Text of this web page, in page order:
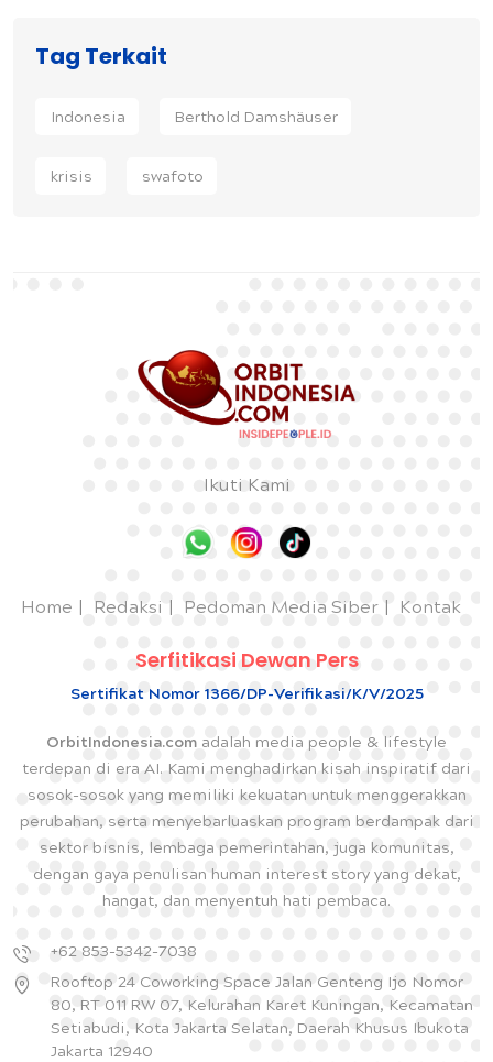
Tag Terkait
Indonesia Berthold Damshäuser
krisis swafoto
Ikuti Kami
Home Redaksi Pedoman Media Siber Kontak
Serfitikasi Dewan Pers
Sertifikat Nomor 1366/DP-Verifikasi/K/V/2025
OrbitIndonesia.com adalah media people & lifestyle
terdepan di era AI. Kami menghadirkan kisah inspiratif dari
sosok-sosok yang memiliki kekuatan untuk menggerakkan
perubahan, serta menyebarluaskan program berdampak dari
sektor bisnis, lembaga pemerintahan, juga komunitas,
dengan gaya penulisan human interest story yang dekat,
hangat, dan menyentuh hati pembaca.
+62 853-5342-7038
Rooftop 24 Coworking Space Jalan Genteng Ijo Nomor
80, RT 011 RW 07, Kelurahan Karet Kuningan, Kecamatan
Setiabudi, Kota Jakarta Selatan, Daerah Khusus Ibukota
Jakarta 12940